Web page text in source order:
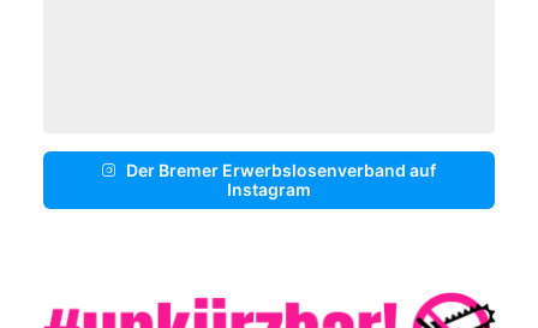
Der Bremer Erwerbslosenverband auf
Instagram